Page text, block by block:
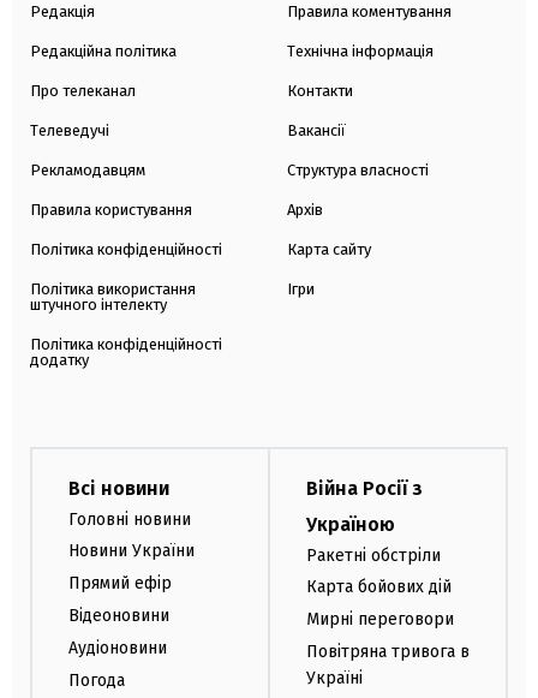
Редакція
Редакційна політика
Про телеканал
Телеведучі
Рекламодавцям
Правила користування
Політика конфіденційності
Політика використання
штучного інтелекту
Політика конфіденційності
додатку
Правила коментування
Технічна інформація
Контакти
Вакансії
Структура власності
Архів
Карта сайту
Ігри
Всі новини
Головні новини
Новини України
Прямий ефір
Відеоновини
Аудіоновини
Погода
Війна Росії з
Україною
Ракетні обстріли
Карта бойових дій
Мирні переговори
Повітряна тривога в
Україні